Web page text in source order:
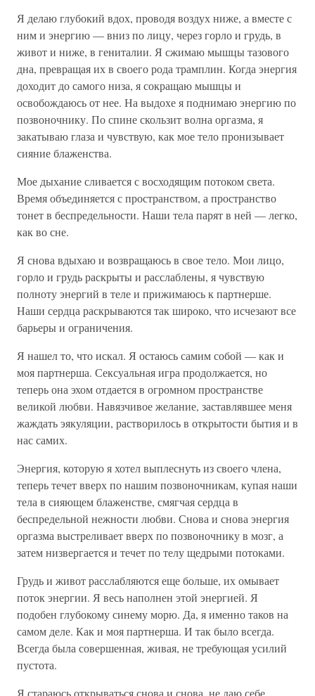
Я делаю глубокий вдох, проводя воздух ниже, а вместе с
ним и энергию — вниз по лицу, через горло и грудь, в
живот и ниже, в гениталии. Я сжимаю мышцы тазового
дна, превращая их в своего рода трамплин. Когда энергия
доходит до самого низа, я сокращаю мышцы и
освобождаюсь от нее. На выдохе я поднимаю энергию по
позвоночнику. По спине скользит волна оргазма, я
закатываю глаза и чувствую, как мое тело пронизывает
сияние блаженства.
Мое дыхание сливается с восходящим потоком света.
Время объединяется с пространством, а пространство
тонет в беспредельности. Наши тела парят в ней — легко,
как во сне.
Я снова вдыхаю и возвращаюсь в свое тело. Мои лицо,
горло и грудь раскрыты и расслаблены, я чувствую
полноту энергий в теле и прижимаюсь к партнерше.
Наши сердца раскрываются так широко, что исчезают все
барьеры и ограничения.
Я нашел то, что искал. Я остаюсь самим собой — как и
моя партнерша. Сексуальная игра продолжается, но
теперь она эхом отдается в огромном пространстве
великой любви. Навязчивое желание, заставлявшее меня
жаждать эякуляции, растворилось в открытости бытия и в
нас самих.
Энергия, которую я хотел выплеснуть из своего члена,
теперь течет вверх по нашим позвоночникам, купая наши
тела в сияющем блаженстве, смягчая сердца в
беспредельной нежности любви. Снова и снова энергия
оргазма выстреливает вверх по позвоночнику в мозг, а
затем низвергается и течет по телу щедрыми потоками.
Грудь и живот расслабляются еще больше, их омывает
поток энергии. Я весь наполнен этой энергией. Я
подобен глубокому синему морю. Да, я именно таков на
самом деле. Как и моя партнерша. И так было всегда.
Всегда была совершенная, живая, не требующая усилий
пустота.
Я стараюсь открываться снова и снова, не даю себе